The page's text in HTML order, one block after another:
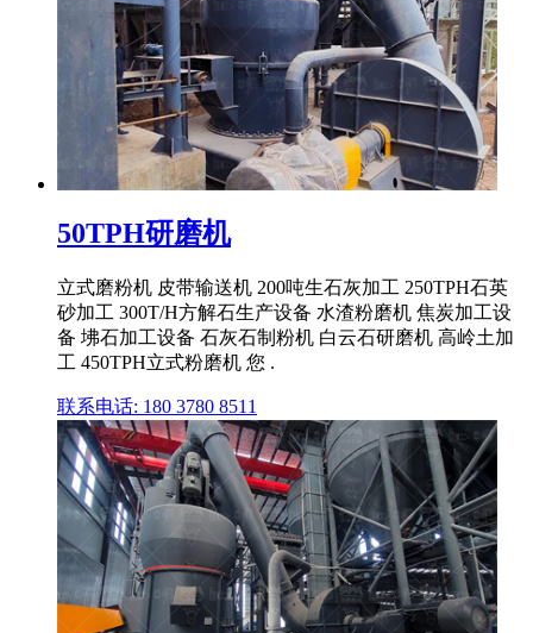
50TPH研磨机
立式磨粉机 皮带输送机 200吨生石灰加工 250TPH石英
砂加工 300T/H方解石生产设备 水渣粉磨机 焦炭加工设
备 坲石加工设备 石灰石制粉机 白云石研磨机 高岭土加
工 450TPH立式粉磨机 您 .
联系电话: 180 3780 8511